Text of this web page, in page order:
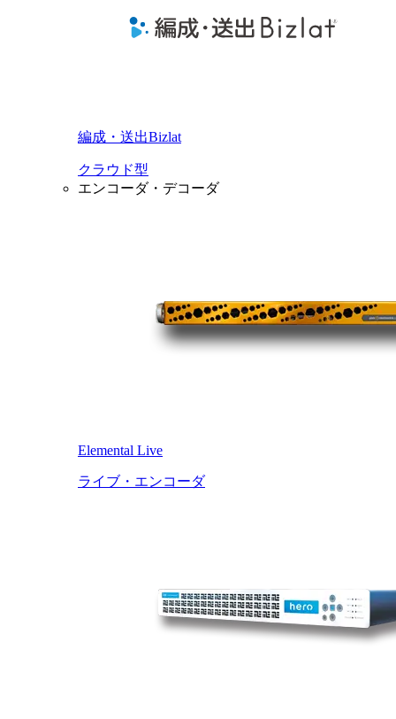
編成・送出Bizlat
クラウド型
エンコーダ・デコーダ
Elemental Live
ライブ・エンコーダ